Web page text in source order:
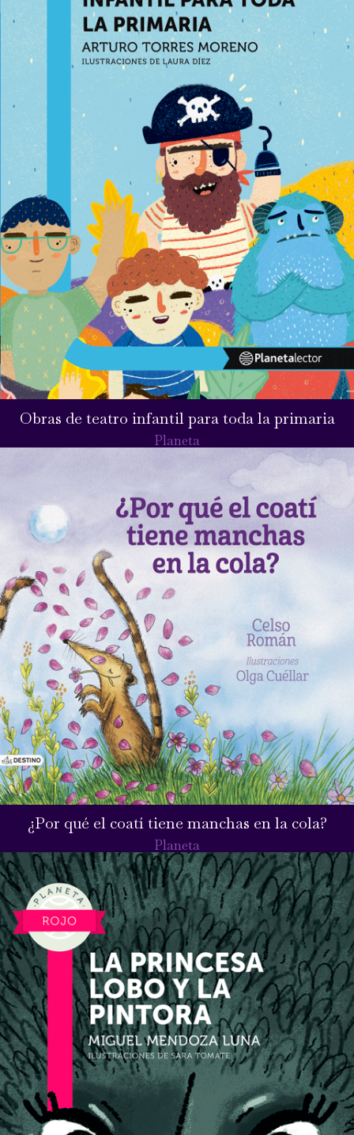
Obras de teatro infantil para toda la primaria
Planeta
¿Por qué el coatí tiene manchas en la cola?
Planeta